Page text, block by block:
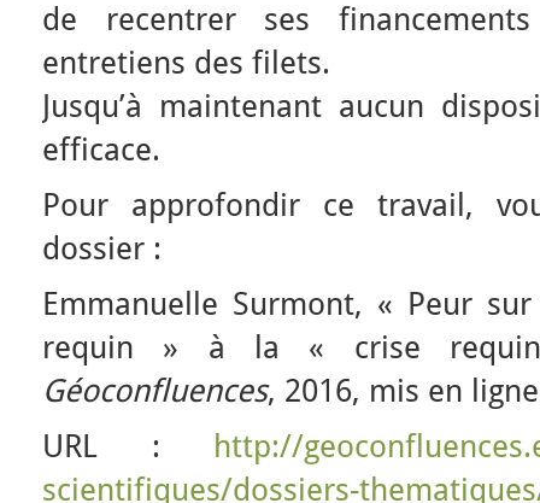
de recentrer ses
entretiens des filets.
Jusqu’à maintenant aucun
efficace.
Pour approfondir ce travail,
dossier :
Emmanuelle Surmont, « Peur
requin » à la « crise
Géoconfluences, 2016, mis en
URL :
http://
scientifiques/dossiers-